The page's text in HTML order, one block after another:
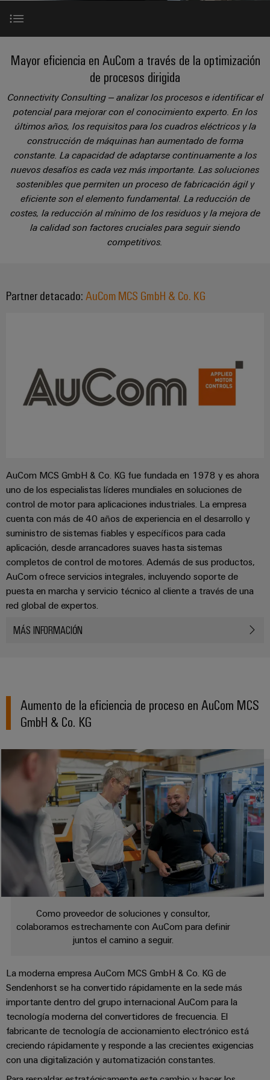
se
pueden
experimentar.
Almacenamiento
de
energía
Soluciones
y
productos
para
sistemas
de
almacenamiento
de
datos
eficientes,
fiables
naval
Soluciones
integrales
de
conexión
para
industria
marítima
Energía
eólica
operativa
fotovoltaica
Aprovechar
la
solar
para
una
mayor
eficiencia
de
los
recursos
Energía
Tradicional
El
futuro
la
generación
Fabricantes
de
dispositivos
Soluciones
de
conectividad
innovadoras
para
de
SNAP
IN
Tecnología
de
conexión
PUSH
IN
u-
Cableado
de
campo
Medición
inteligente
Smart
Cabinet
Building
Workplace
solutions
Sistemas
descentralizada
Automatización
Industrial
analytics
Industrial
IoT
Industrial
Security
Plataforma
de
servicio
industrial
Software
para
IIoT
y
automatización
Soluciones
circuito
impreso
y
componentes
Sistemas
de
paso
para
cables
y
componentes
conexión,
cables
cables
Interfaces
migración
para
PLC
Interfaces
de
asistencia
Distribution
boxes
relés
de
sólido
Aisladores
y
convertidores
de
medida
Fuentes
de
alimentación
Carcasas
para
componentes
electrónicos
Protección
contra
rayos
y
sobretensiones
cables
Delivery
Service
Consultoría
e
ingeniería
digital
digital
de
conectores
para
de
laboratorio
Soporte
Soporte
técnico
Cumplimiento
medioambiental
de
Datos
ingeniería
Catálogos
técnicos
de
producto
Reparaciones
y
piezas
de
repuesto
Cursos
formación
y
seminarios
web
Opciones
de
Empresa
Datos
y
Sostenibilidad
Compliance
Ubicaciones
Información
de
gestión
y
certificados
|
Weidmüller
Recursos
Humanos
dirección
Política
de
calidad
Prensa
Company
News
PREVIA
Nuestros
Distribución
Red
de
partners
de
IIoT
y
Automatización
Encuentra
a
para
soluciones
de
IIoT
y
automatización
Ventas
Cliente
Webinars
Condiciones
de
Venta
Subscripción
al
Newsletter
Global
Partner destacado
AuCom en transición
Voz del director general
Éxitos en ACom
Contacto con expertos
El complemento perfecto
Mayor eficiencia en AuCom a través de la optimización
de procesos dirigida
Connectivity Consulting – analizar los procesos e identificar el
potencial para mejorar con el conocimiento experto. En los
últimos años, los requisitos para los cuadros eléctricos y la
construcción de máquinas han aumentado de forma
constante. La capacidad de adaptarse continuamente a los
nuevos desafíos es cada vez más importante. Las soluciones
sostenibles que permiten un proceso de fabricación ágil y
eficiente son el elemento fundamental. La reducción de
costes, la reducción al mínimo de los residuos y la mejora de
la calidad son factores cruciales para seguir siendo
competitivos.
Partner detacado:AuCom MCS GmbH & Co. KG
AuCom MCS GmbH & Co. KG fue fundada en 1978 y es ahora
uno de los especialistas líderes mundiales en soluciones de
control de motor para aplicaciones industriales. La empresa
cuenta con más de 40 años de experiencia en el desarrollo y
suministro de sistemas fiables y específicos para cada
aplicación, desde arrancadores suaves hasta sistemas
completos de control de motores. Además de sus productos,
AuCom ofrece servicios integrales, incluyendo soporte de
puesta en marcha y servicio técnico al cliente a través de una
red global de expertos.
MÁS INFORMACIÓN
Aumento de la eficiencia de proceso en AuCom MCS
GmbH & Co. KG
Como proveedor de soluciones y consultor,
colaboramos estrechamente con AuCom para definir
juntos el camino a seguir.
La moderna empresa AuCom MCS GmbH & Co. KG de
Sendenhorst se ha convertido rápidamente en la sede más
importante dentro del grupo internacional AuCom para la
tecnología moderna del convertidores de frecuencia. El
fabricante de tecnología de accionamiento electrónico está
creciendo rápidamente y responde a las crecientes exigencias
con una digitalización y automatización constantes.